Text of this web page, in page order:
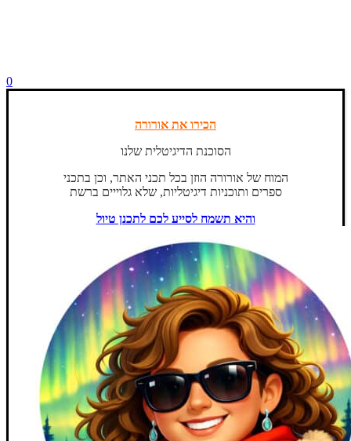
0
הכירו את אורורה
הסוכנת הדיגיטלית שלנו
המוח של אורורה הוזן בכל תכני האתר, וכן בתכני
ספרים ותוכניות דיגיטליות, שלא גלוייים ברשת
והיא תשמח לסייע לכם לתכנן טיול